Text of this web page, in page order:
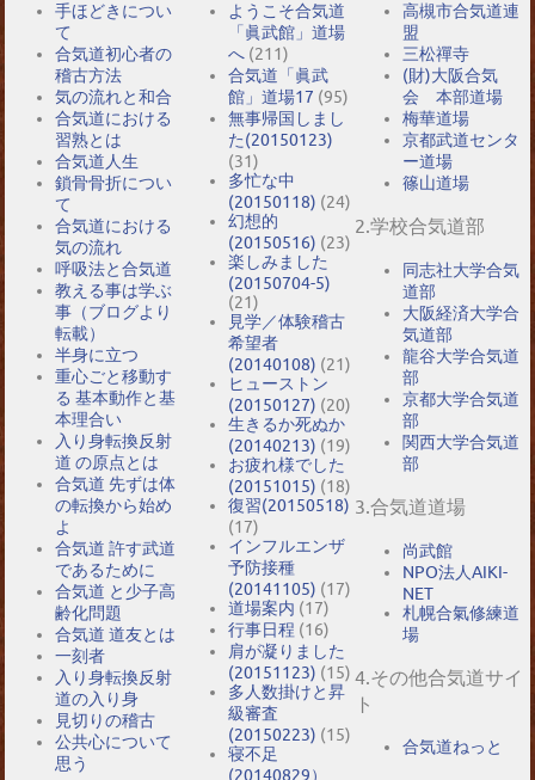
手ほどきについ
て
合気道初心者の
稽古方法
気の流れと和合
合気道における
習熟とは
合気道人生
鎖骨骨折につい
て
合気道における
気の流れ
呼吸法と合気道
教える事は学ぶ
事（ブログより
転載）
半身に立つ
重心ごと移動す
る 基本動作と基
本理合い
入り身転換反射
道 の原点とは
合気道 先ずは体
の転換から始め
よ
合気道 許す武道
であるために
合気道 と少子高
齢化問題
合気道 道友とは
一刻者
入り身転換反射
道の入り身
見切りの稽古
公共心について
思う
ようこそ合気道
「眞武館」道場
へ (211)
合気道「眞武
館」道場17 (95)
無事帰国しまし
た(20150123)
(31)
多忙な中
(20150118) (24)
幻想的
(20150516) (23)
楽しみました
(20150704-5)
(21)
見学／体験稽古
希望者
(20140108) (21)
ヒューストン
(20150127) (20)
生きるか死ぬか
(20140213) (19)
お疲れ様でした
(20151015) (18)
復習(20150518)
(17)
インフルエンザ
予防接種
(20141105) (17)
道場案内 (17)
行事日程 (16)
肩が凝りました
(20151123) (15)
多人数掛けと昇
級審査
(20150223) (15)
寝不足
(20140829）
高槻市合気道連
盟
三松禪寺
(財)大阪合気
会 本部道場
梅華道場
京都武道センタ
ー道場
篠山道場
2.学校合気道部
同志社大学合気
道部
大阪経済大学合
気道部
龍谷大学合気道
部
京都大学合気道
部
関西大学合気道
部
3.合気道道場
尚武館
NPO法人AIKI-
NET
札幌合氣修練道
場
4.その他合気道サイ
ト
合気道ねっと